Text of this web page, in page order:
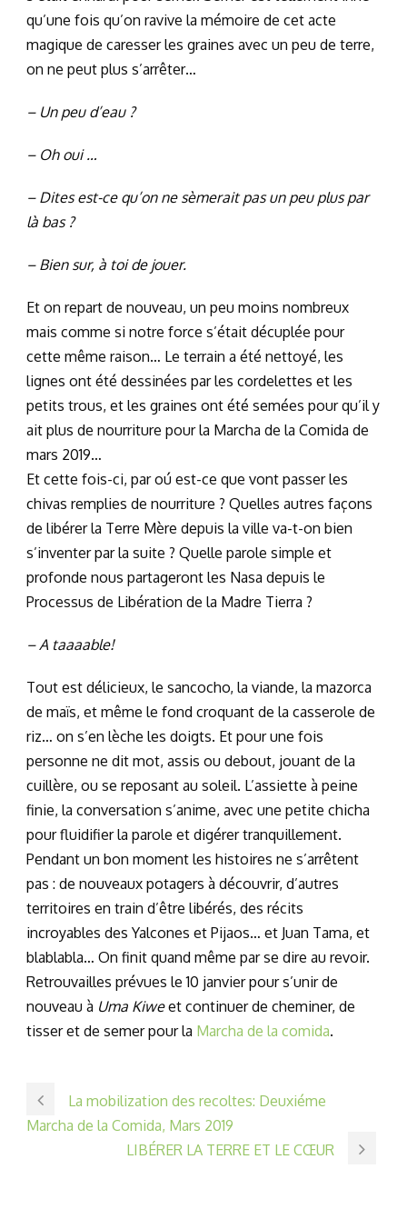
qu’une fois qu’on ravive la mémoire de cet acte
magique de caresser les graines avec un peu de terre,
on ne peut plus s’arrêter…
– Un peu d’eau ?
– Oh oui …
– Dites est-ce qu’on ne sèmerait pas un peu plus par
là bas ?
– Bien sur, à toi de jouer.
Et on repart de nouveau, un peu moins nombreux
mais comme si notre force s’était décuplée pour
cette même raison… Le terrain a été nettoyé, les
lignes ont été dessinées par les cordelettes et les
petits trous, et les graines ont été semées pour qu’il y
ait plus de nourriture pour la Marcha de la Comida de
mars 2019…
Et cette fois-ci, par oú est-ce que vont passer les
chivas remplies de nourriture ? Quelles autres façons
de libérer la Terre Mère depuis la ville va-t-on bien
s’inventer par la suite ? Quelle parole simple et
profonde nous partageront les Nasa depuis le
Processus de Libération de la Madre Tierra ?
– A taaaable!
Tout est délicieux, le sancocho, la viande, la mazorca
de maïs, et même le fond croquant de la casserole de
riz… on s’en lèche les doigts. Et pour une fois
personne ne dit mot, assis ou debout, jouant de la
cuillère, ou se reposant au soleil. L’assiette à peine
finie, la conversation s’anime, avec une petite chicha
pour fluidifier la parole et digérer tranquillement.
Pendant un bon moment les histoires ne s’arrêtent
pas : de nouveaux potagers à découvrir, d’autres
territoires en train d’être libérés, des récits
incroyables des Yalcones et Pijaos… et Juan Tama, et
blablabla… On finit quand même par se dire au revoir.
Retrouvailles prévues le 10 janvier pour s’unir de
nouveau à Uma Kiweet continuer de cheminer, de
tisser et de semer pour la Marcha de la comida.
La mobilization des recoltes: Deuxiéme
Marcha de la Comida, Mars 2019
LIBÉRER LA TERRE ET LE CŒUR